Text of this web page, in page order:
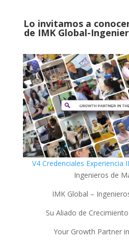
Lo invitamos a
de IMK Global-
V4 Credenciales Experiencia
Ingenieros de
IMK Global –
Su Aliado de
Your Growth Partner